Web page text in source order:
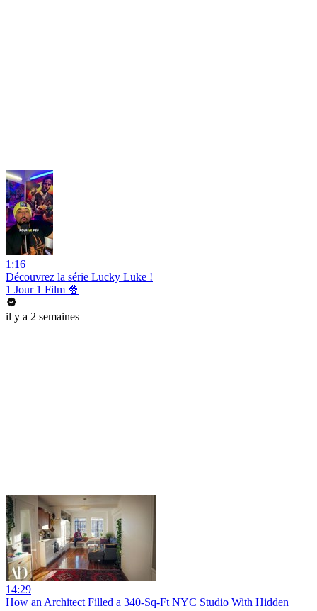
1:16
Découvrez la série Lucky Luke !
1 Jour 1 Film 🍿
il y a 2 semaines
14:29
How an Architect Filled a 340-Sq-Ft NYC Studio With Hidden